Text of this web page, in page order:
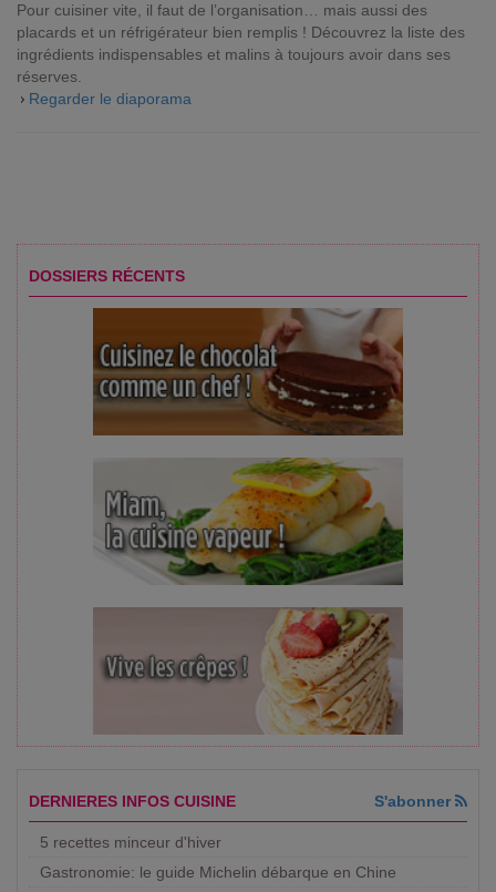
Pour cuisiner vite, il faut de l’organisation… mais aussi des
placards et un réfrigérateur bien remplis ! Découvrez la liste des
ingrédients indispensables et malins à toujours avoir dans ses
réserves.
Regarder le diaporama
DOSSIERS RÉCENTS
DERNIERES INFOS CUISINE S'abonner
5 recettes minceur d'hiver
Gastronomie: le guide Michelin débarque en Chine